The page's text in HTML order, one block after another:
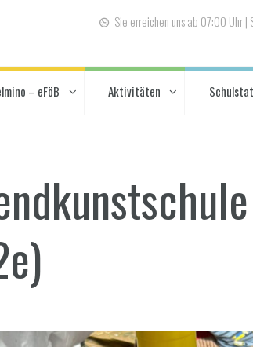
Sie erreichen uns ab 07:00 Uhr
– eFöB Aktivitäten